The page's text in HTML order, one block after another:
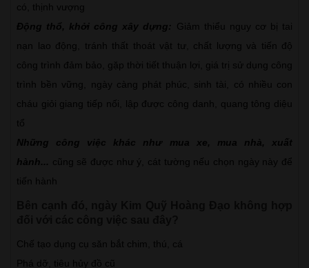
có, thịnh vượng
Động thổ, khởi công xây dựng:
Giảm thiểu nguy cơ bị tai
nạn lao động, tránh thất thoát vật tư, chất lượng và tiến độ
công trình đảm bảo, gặp thời tiết thuận lợi, giá trị sử dụng công
trình bền vững, ngày càng phát phúc, sinh tài, có nhiều con
cháu giỏi giang tiếp nối, lập được công danh, quang tông diệu
tổ
Những công việc khác như mua xe, mua nhà, xuất
hành... cũng sẽ được như ý, cát tường nếu chọn ngày này để
tiến hành
Chế tạo dụng cụ săn bắt chim, thú, cá
Phá dỡ, tiêu hủy đồ cũ